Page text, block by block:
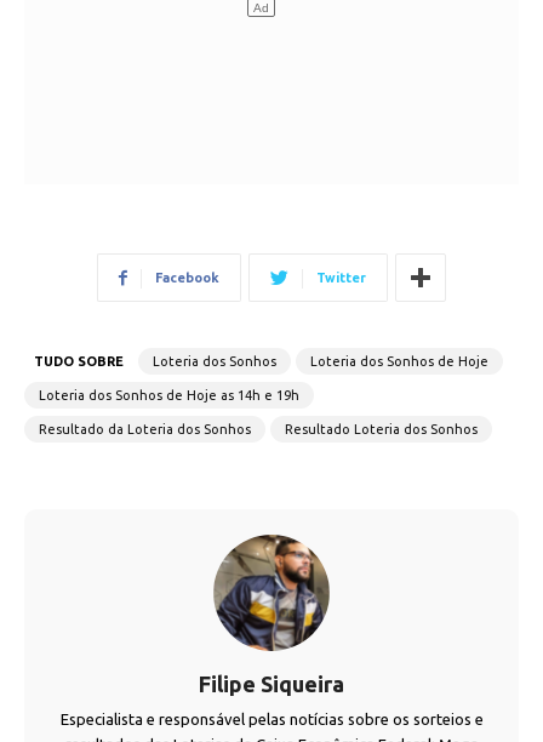
Facebook Twitter
TUDO SOBRE Loteria dos Sonhos Loteria dos Sonhos de Hoje
Loteria dos Sonhos de Hoje as 14h e 19h
Resultado da Loteria dos Sonhos Resultado Loteria dos Sonhos
Filipe Siqueira
Especialista e responsável pelas notícias sobre os sorteios e